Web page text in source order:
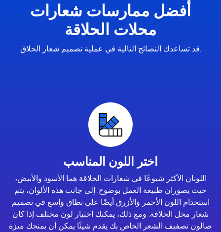
أفضل ممارسات شعارات
محلات الحلاقة
قد تساعدك النصائح التالية في عملية تصميم شعار الحلاق.
اختر اللون المناسب
اللونان الأكثر شيوعًا في شعارات الحلاقة هما الأسود والأبيض،
حيث يصوران طبيعة العمل بوضوح. إلى جانب هذه الألوان، يتم
استخدام اللون الأحمر والأزرق أيضًا على نطاق واسع في تصميم
شعار محل الحلاقة. ومع ذلك، يمكنك اختيار لون مختلف إذا كان
صالون تصفيف الشعر الخاص بك يقدم شيئًا يمكن أن يمنحك ميزة